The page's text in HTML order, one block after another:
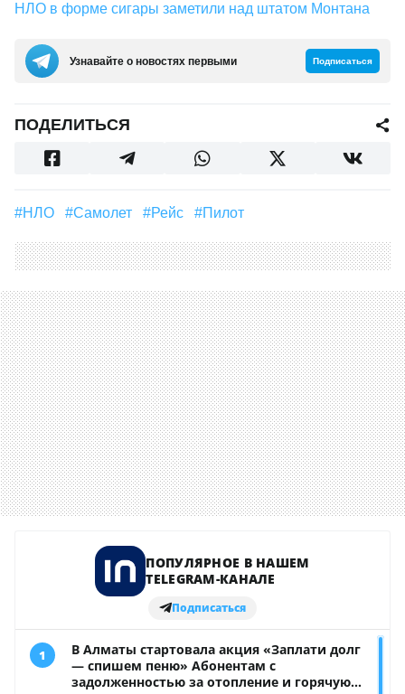
НЛО в форме сигары заметили над штатом Монтана
Узнавайте о новостях первыми Подписаться
ПОДЕЛИТЬСЯ
#НЛО #самолет #рейс #Пилот